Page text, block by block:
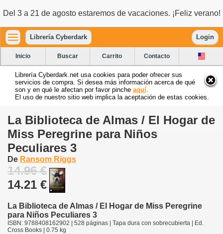
Del 3 a 21 de agosto estaremos de vacaciones. ¡Feliz verano!
Librería Cyberdark Login
Inicio Buscar Carrito Contacto
Librería Cyberdark.net usa cookies para poder ofrecer sus
servicios de compra. Si desea más información acerca de qué
son y en qué le afectan por favor pinche aquí
El uso de nuestro sitio web implica la aceptación de estas cookies.
La Biblioteca de Almas / El Hogar de
Miss Peregrine para Niños
Peculiares 3
De Ransom Riggs
14.96 €
14.21 €
La Biblioteca de Almas / El Hogar de Miss Peregrine
para Niños Peculiares 3
ISBN: 9788408162902 | 528 páginas | Tapa dura con sobrecubierta | Ed.
Cross Books | 0.75 kg